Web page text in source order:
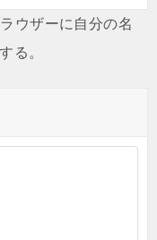
ウザーに自分の名
る。